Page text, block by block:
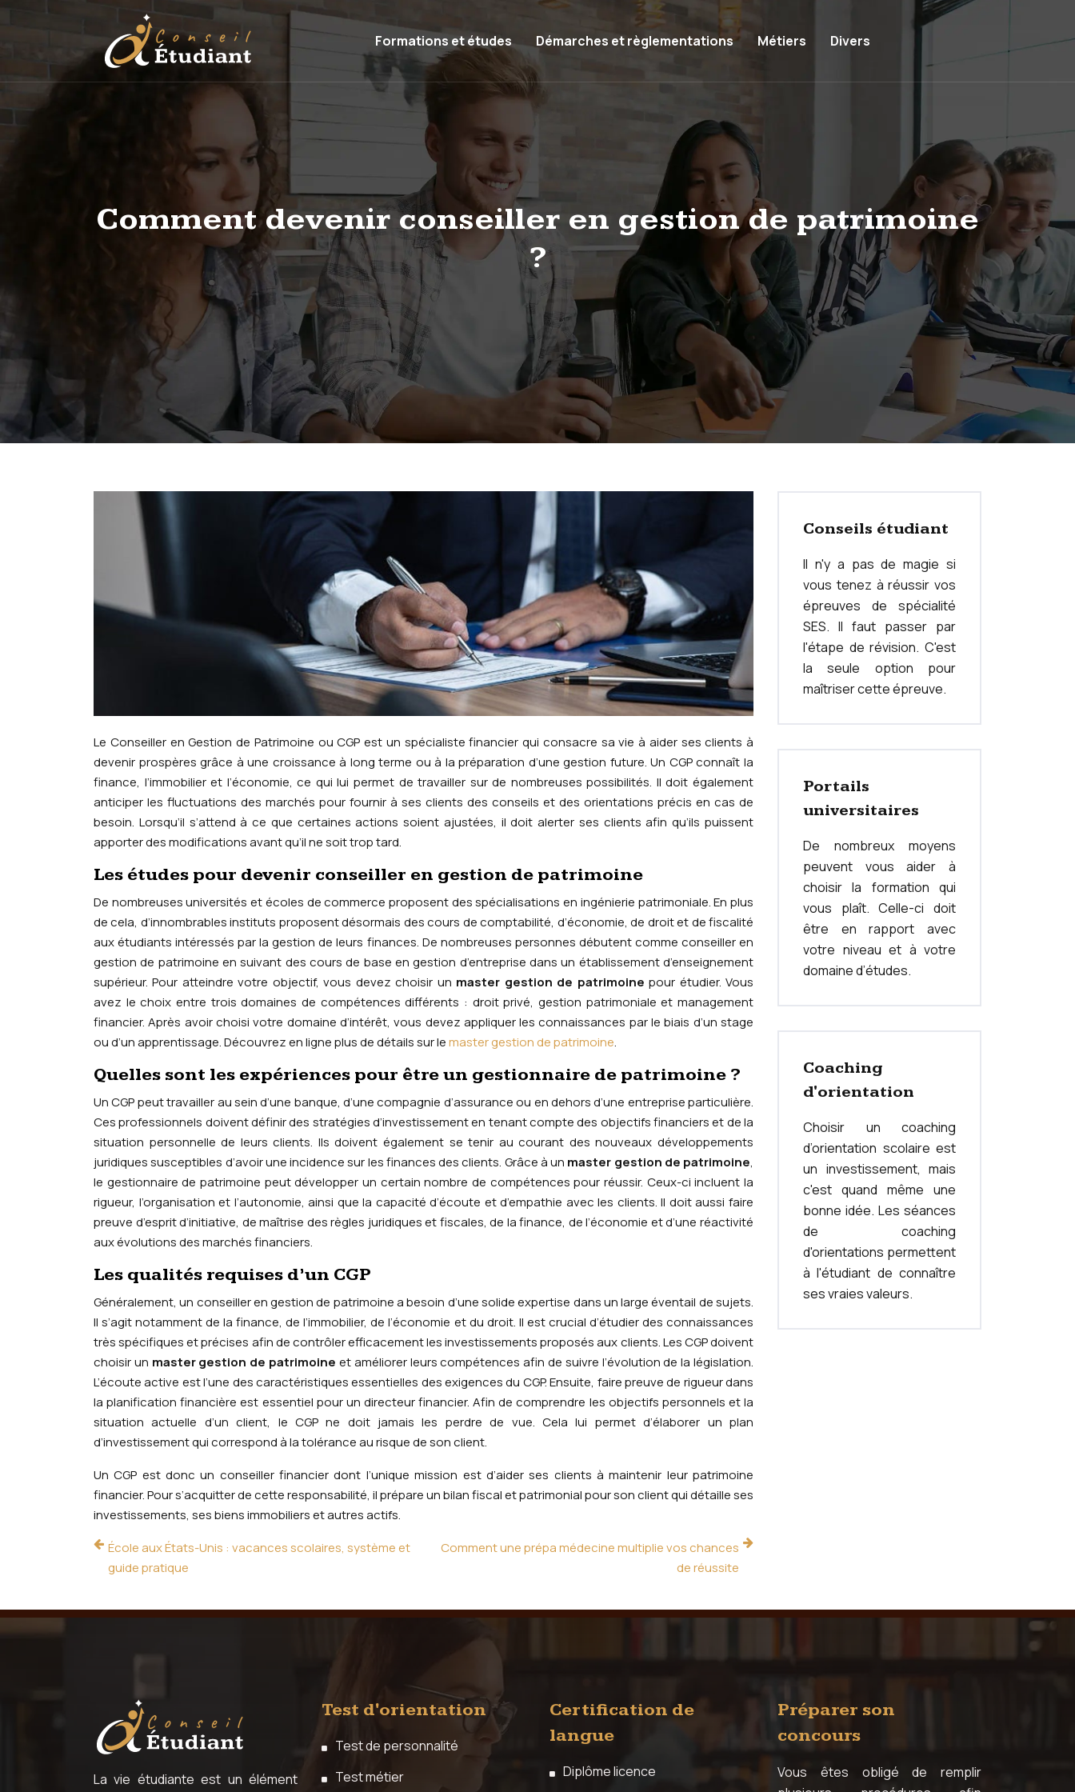
Formations et études Démarches et règlementations Métiers Divers
Comment devenir conseiller en gestion de patrimoine
?
Le Conseiller en Gestion de Patrimoine ou CGP est un spécialiste financier qui consacre sa vie à aider ses clients à
devenir prospères grâce à une croissance à long terme ou à la préparation d’une gestion future. Un CGP connaît la
finance, l’immobilier et l’économie, ce qui lui permet de travailler sur de nombreuses possibilités. Il doit également
anticiper les fluctuations des marchés pour fournir à ses clients des conseils et des orientations précis en cas de
besoin. Lorsqu’il s’attend à ce que certaines actions soient ajustées, il doit alerter ses clients afin qu’ils puissent
apporter des modifications avant qu’il ne soit trop tard.
Les études pour devenir conseiller en gestion de patrimoine
De nombreuses universités et écoles de commerce proposent des spécialisations en ingénierie patrimoniale. En plus
de cela, d’innombrables instituts proposent désormais des cours de comptabilité, d’économie, de droit et de fiscalité
aux étudiants intéressés par la gestion de leurs finances. De nombreuses personnes débutent comme conseiller en
gestion de patrimoine en suivant des cours de base en gestion d’entreprise dans un établissement d’enseignement
supérieur. Pour atteindre votre objectif, vous devez choisir un master gestion de patrimoine pour étudier. Vous
avez le choix entre trois domaines de compétences différents : droit privé, gestion patrimoniale et management
financier. Après avoir choisi votre domaine d’intérêt, vous devez appliquer les connaissances par le biais d’un stage
ou d’un apprentissage. Découvrez en ligne plus de détails sur lemaster gestion de patrimoine.
Quelles sont les expériences pour être un gestionnaire de patrimoine ?
Un CGP peut travailler au sein d’une banque, d’une compagnie d’assurance ou en dehors d’une entreprise particulière.
Ces professionnels doivent définir des stratégies d’investissement en tenant compte des objectifs financiers et de la
situation personnelle de leurs clients. Ils doivent également se tenir au courant des nouveaux développements
juridiques susceptibles d’avoir une incidence sur les finances des clients. Grâce à un master gestion de patrimoine,
le gestionnaire de patrimoine peut développer un certain nombre de compétences pour réussir. Ceux-ci incluent la
rigueur, l’organisation et l’autonomie, ainsi que la capacité d’écoute et d’empathie avec les clients. Il doit aussi faire
preuve d’esprit d’initiative, de maîtrise des règles juridiques et fiscales, de la finance, de l’économie et d’une réactivité
aux évolutions des marchés financiers.
Les qualités requises d’un CGP
Généralement, un conseiller en gestion de patrimoine a besoin d’une solide expertise dans un large éventail de sujets.
Il s’agit notamment de la finance, de l’immobilier, de l’économie et du droit. Il est crucial d’étudier des connaissances
très spécifiques et précises afin de contrôler efficacement les investissements proposés aux clients. Les CGP doivent
choisir un master gestion de patrimoine et améliorer leurs compétences afin de suivre l’évolution de la législation.
L’écoute active est l’une des caractéristiques essentielles des exigences du CGP. Ensuite, faire preuve de rigueur dans
la planification financière est essentiel pour un directeur financier. Afin de comprendre les objectifs personnels et la
situation actuelle d’un client, le CGP ne doit jamais les perdre de vue. Cela lui permet d’élaborer un plan
d’investissement qui correspond à la tolérance au risque de son client.
Un CGP est donc un conseiller financier dont l’unique mission est d’aider ses clients à maintenir leur patrimoine
financier. Pour s’acquitter de cette responsabilité, il prépare un bilan fiscal et patrimonial pour son client qui détaille ses
investissements, ses biens immobiliers et autres actifs.
École aux États-Unis : vacances scolaires, système et
guide pratique
Comment une prépa médecine multiplie vos chances
de réussite
Conseils étudiant
Il n'y a pas de magie si
vous tenez à réussir vos
épreuves de spécialité
SES. Il faut passer par
l'étape de révision. C'est
la seule option pour
maîtriser cette épreuve.
Portails
universitaires
De nombreux moyens
peuvent vous aider à
choisir la formation qui
vous plaît. Celle-ci doit
être en rapport avec
votre niveau et à votre
domaine d’études.
Coaching
d'orientation
Choisir un coaching
d’orientation scolaire est
un investissement, mais
c'est quand même une
bonne idée. Les séances
de coaching
d'orientations permettent
à l'étudiant de connaître
ses vraies valeurs.
La vie étudiante est un élément
Test d'orientation
Test de personnalité
Test métier
Certification de
langue
Diplôme licence
Préparer son
concours
Vous êtes obligé de remplir